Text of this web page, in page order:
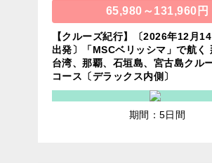
65,980～131,960円
【クルーズ紀行】〔2026年12月
出発〕「MSCベリッシマ」で航く
台湾、那覇、石垣島、宮古島クル
コース〔デラックス内側〕
期間：5日間